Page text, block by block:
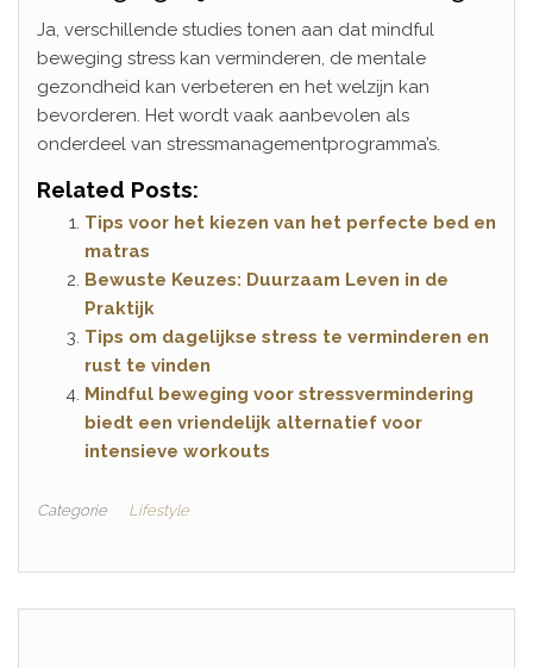
Ja, verschillende studies tonen aan dat mindful
beweging stress kan verminderen, de mentale
gezondheid kan verbeteren en het welzijn kan
bevorderen. Het wordt vaak aanbevolen als
onderdeel van stressmanagementprogramma’s.
Related Posts:
Tips voor het kiezen van het perfecte bed en
matras
Bewuste Keuzes: Duurzaam Leven in de
Praktijk
Tips om dagelijkse stress te verminderen en
rust te vinden
Mindful beweging voor stressvermindering
biedt een vriendelijk alternatief voor
intensieve workouts
Categorie Lifestyle